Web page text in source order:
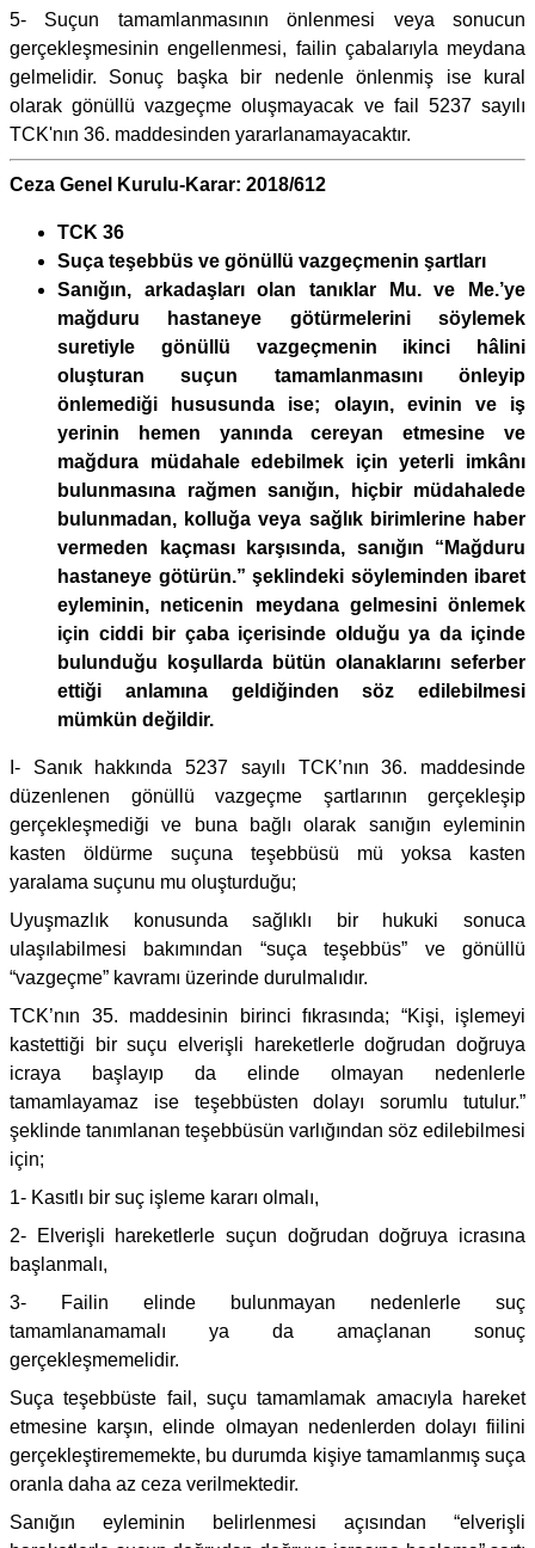
5- Suçun tamamlanmasının önlenmesi veya sonucun
gerçekleşmesinin engellenmesi, failin çabalarıyla meydana
gelmelidir. Sonuç başka bir nedenle önlenmiş ise kural
olarak gönüllü vazgeçme oluşmayacak ve fail 5237 sayılı
TCK'nın 36. maddesinden yararlanamayacaktır.
Ceza Genel Kurulu-Karar: 2018/612
TCK 36
Suça teşebbüs ve gönüllü vazgeçmenin şartları
Sanığın, arkadaşları olan tanıklar Mu. ve Me.’ye
mağduru hastaneye götürmelerini söylemek
suretiyle gönüllü vazgeçmenin ikinci hâlini
oluşturan suçun tamamlanmasını önleyip
önlemediği hususunda ise; olayın, evinin ve iş
yerinin hemen yanında cereyan etmesine ve
mağdura müdahale edebilmek için yeterli imkânı
bulunmasına rağmen sanığın, hiçbir müdahalede
bulunmadan, kolluğa veya sağlık birimlerine haber
vermeden kaçması karşısında, sanığın “Mağduru
hastaneye götürün.” şeklindeki söyleminden ibaret
eyleminin, neticenin meydana gelmesini önlemek
için ciddi bir çaba içerisinde olduğu ya da içinde
bulunduğu koşullarda bütün olanaklarını seferber
ettiği anlamına geldiğinden söz edilebilmesi
mümkün değildir.
I- Sanık hakkında 5237 sayılı TCK’nın 36. maddesinde
düzenlenen gönüllü vazgeçme şartlarının gerçekleşip
gerçekleşmediği ve buna bağlı olarak sanığın eyleminin
kasten öldürme suçuna teşebbüsü mü yoksa kasten
yaralama suçunu mu oluşturduğu;
Uyuşmazlık konusunda sağlıklı bir hukuki sonuca
ulaşılabilmesi bakımından “suça teşebbüs” ve gönüllü
“vazgeçme” kavramı üzerinde durulmalıdır.
TCK’nın 35. maddesinin birinci fıkrasında; “Kişi, işlemeyi
kastettiği bir suçu elverişli hareketlerle doğrudan doğruya
icraya başlayıp da elinde olmayan nedenlerle
tamamlayamaz ise teşebbüsten dolayı sorumlu tutulur.”
şeklinde tanımlanan teşebbüsün varlığından söz edilebilmesi
için;
1- Kasıtlı bir suç işleme kararı olmalı,
2- Elverişli hareketlerle suçun doğrudan doğruya icrasına
başlanmalı,
3- Failin elinde bulunmayan nedenlerle suç
tamamlanamamalı ya da amaçlanan sonuç
gerçekleşmemelidir.
Suça teşebbüste fail, suçu tamamlamak amacıyla hareket
etmesine karşın, elinde olmayan nedenlerden dolayı fiilini
gerçekleştirememekte, bu durumda kişiye tamamlanmış suça
oranla daha az ceza verilmektedir.
Sanığın eyleminin belirlenmesi açısından “elverişli